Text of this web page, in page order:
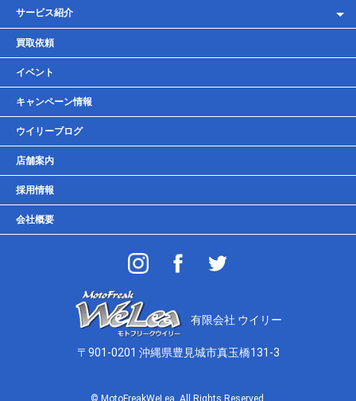
サービス紹介
レンタルバイク
車検・点検・整備
貸しガレージ
買取依頼
イベント
キャンペーン情報
ウイリーブログ
店舗案内
採用情報
会社概要
有限会社 ウイリー
〒901-0201 沖縄県豊見城市真玉橋131-3
© MotoFreakWeLea. All Rights Reserved.